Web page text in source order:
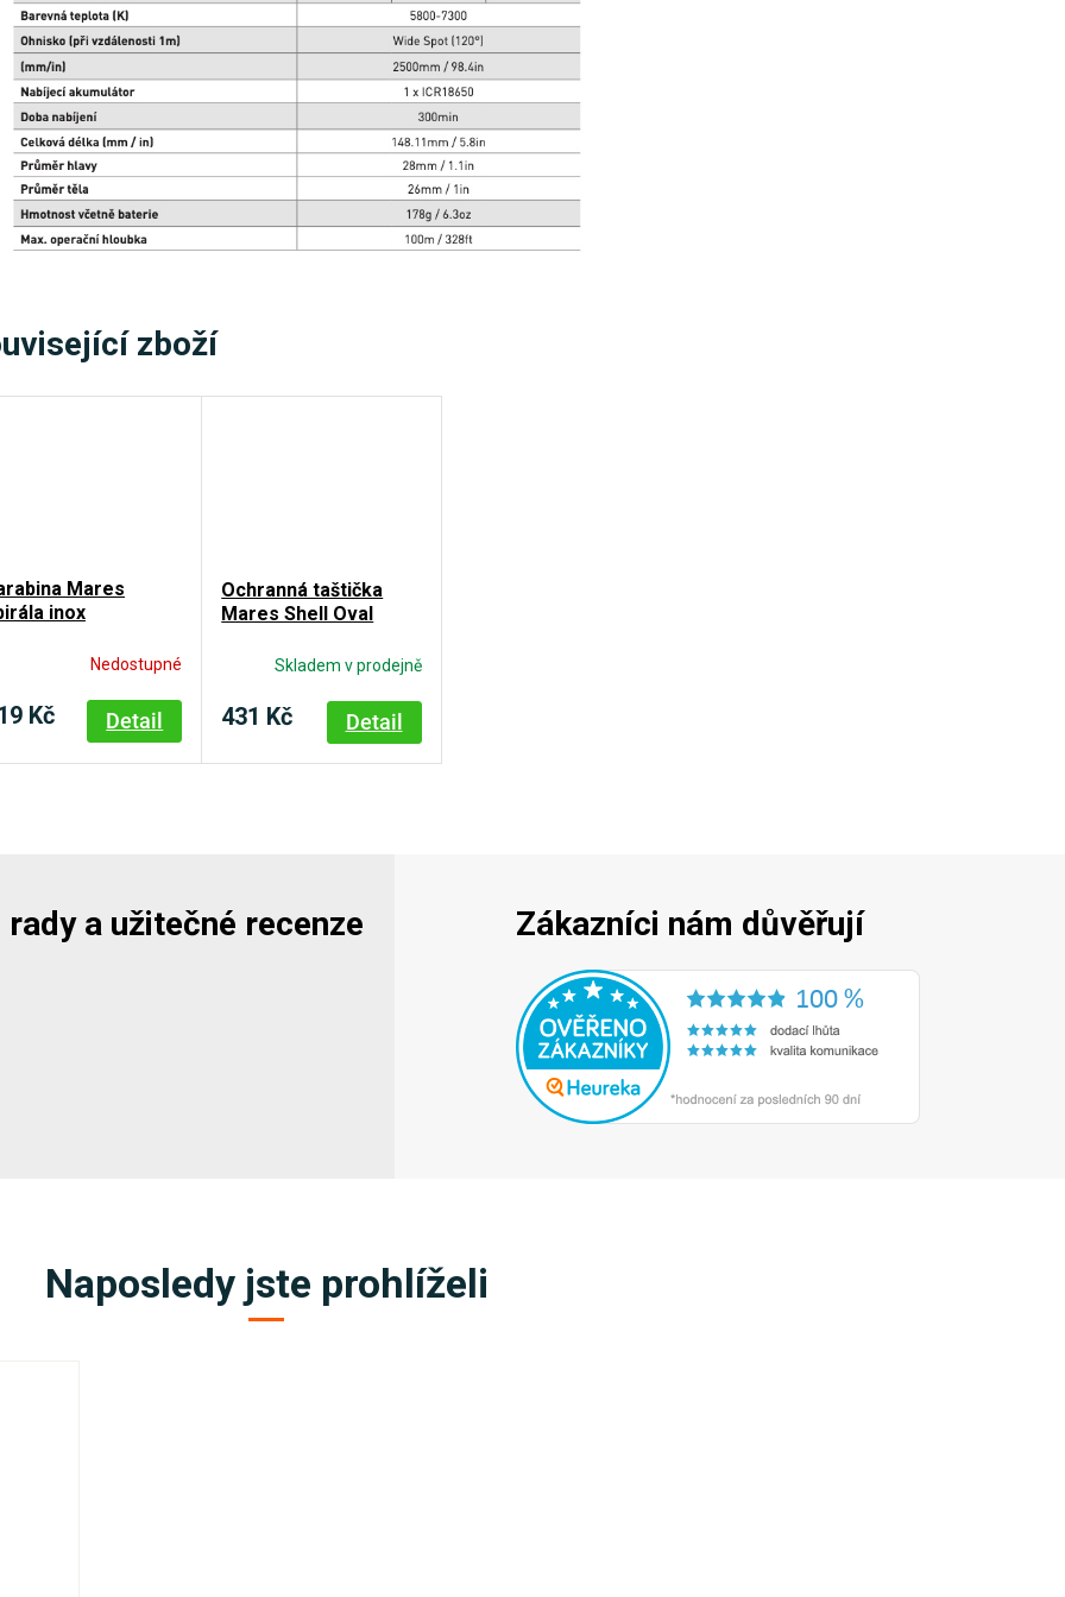
zboží
Mares
inox
Nedostupné
Kč Detail
Ochranná taštička
Mares Shell Oval
Skladem v prodejně
431 Kč Detail
a užitečné recenze Zákazníci nám důvěřují
Naposledy jste prohlíželi